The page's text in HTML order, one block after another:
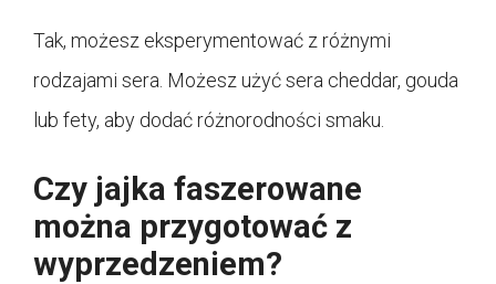
Tak, możesz eksperymentować z różnymi
rodzajami sera. Możesz użyć sera cheddar, gouda
lub fety, aby dodać różnorodności smaku.
Czy jajka faszerowane
można przygotować z
wyprzedzeniem?